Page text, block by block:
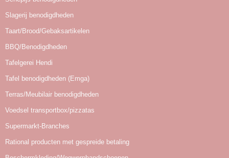
Slagerij benodigdheden
Taart/Brood/Gebaksartikelen
BBQ/Benodigdheden
Tafelgerei Hendi
Tafel benodigdheden (Emga)
Terras/Meubilair benodigdheden
Voedsel transportbox/pizzatas
Supermarkt-Branches
Rational producten met gespreide betaling